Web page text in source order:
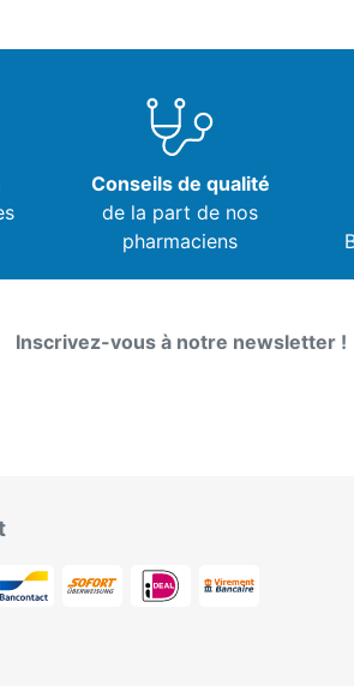
Conseils de qualité
de la part de nos
pharmaciens
Inscrivez-vous à notre newsletter !